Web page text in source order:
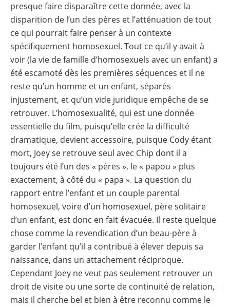
presque faire disparaître cette donnée, avec la
disparition de l’un des pères et l’atténuation de tout
ce qui pourrait faire penser à un contexte
spécifiquement homosexuel. Tout ce qu’il y avait à
voir (la vie de famille d’homosexuels avec un enfant) a
été escamoté dès les premières séquences et il ne
reste qu’un homme et un enfant, séparés
injustement, et qu’un vide juridique empêche de se
retrouver. L’homosexualité, qui est une donnée
essentielle du film, puisqu’elle crée la difficulté
dramatique, devient accessoire, puisque Cody étant
mort, Joey se retrouve seul avec Chip dont il a
toujours été l’un des « pères », le « papou » plus
exactement, à côté du « papa ». La question du
rapport entre l’enfant et un couple parental
homosexuel, voire d’un homosexuel, père solitaire
d’un enfant, est donc en fait évacuée. Il reste quelque
chose comme la revendication d’un beau-père à
garder l’enfant qu’il a contribué à élever depuis sa
naissance, dans un attachement réciproque.
Cependant Joey ne veut pas seulement retrouver un
droit de visite ou une sorte de continuité de relation,
mais il cherche bel et bien à être reconnu comme le